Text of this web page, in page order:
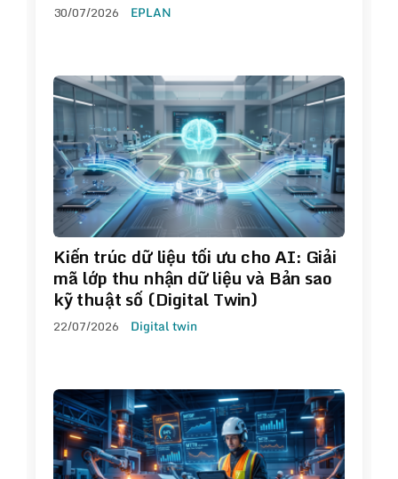
30/07/2026 EPLAN
Kiến trúc dữ liệu tối ưu cho AI: Giải
mã lớp thu nhận dữ liệu và Bản sao
kỹ thuật số (Digital Twin)
22/07/2026 Digital twin